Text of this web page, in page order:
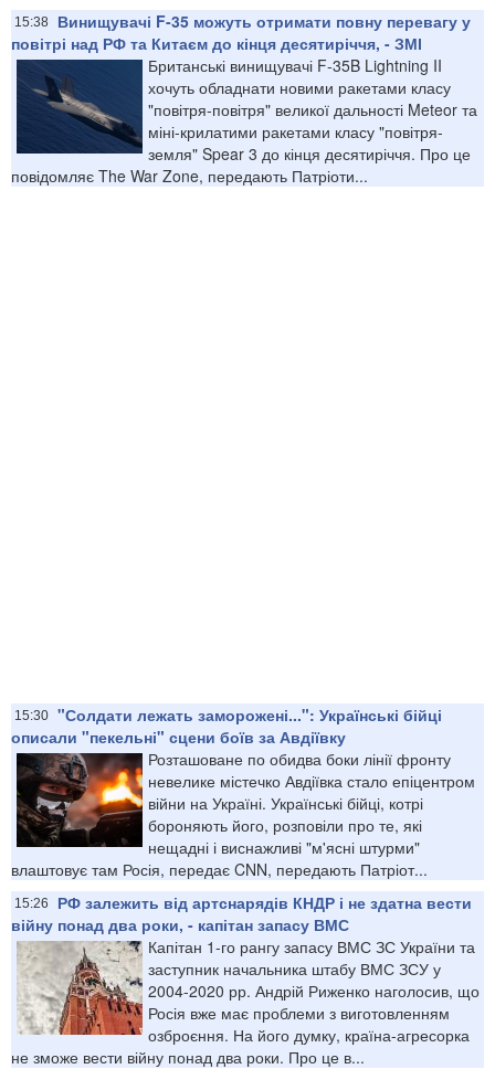
15:38
Винищувачі F-35 можуть отримати повну перевагу у
повітрі над РФ та Китаєм до кінця десятиріччя, - ЗМІ
Британські винищувачі F-35B Lightning II
хочуть обладнати новими ракетами класу
"повітря-повітря" великої дальності Meteor та
міні-крилатими ракетами класу "повітря-
земля" Spear 3 до кінця десятиріччя. Про це
повідомляє The War Zone, передають Патріоти...
15:30 "Солдати лежать заморожені...": Українські бійці
описали "пекельні" сцени боїв за Авдіївку
Розташоване по обидва боки лінії фронту
невелике містечко Авдіївка стало епіцентром
війни на Україні. Українські бійці, котрі
бороняють його, розповіли про те, які
нещадні і виснажливі "м'ясні штурми"
влаштовує там Росія, передає CNN, передають Патріот...
15:26
РФ залежить від артснарядів КНДР і не здатна вести
війну понад два роки, - капітан запасу ВМС
Капітан 1-го рангу запасу ВМС ЗС України та
заступник начальника штабу ВМС ЗСУ у
2004-2020 рр. Андрій Риженко наголосив, що
Росія вже має проблеми з виготовленням
озброєння. На його думку, країна-агресорка
не зможе вести війну понад два роки. Про це в...